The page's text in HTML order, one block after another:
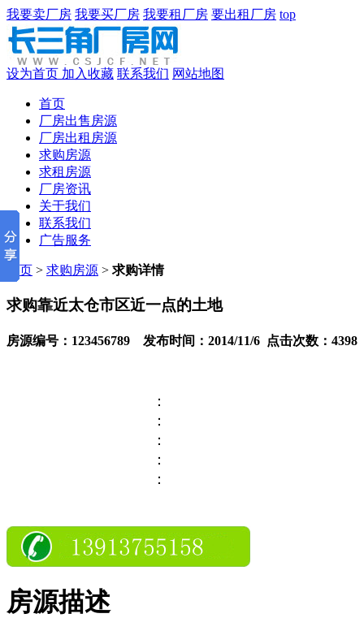
我要卖厂房 我要买厂房 我要租厂房 要出租厂房 top
设为首页 加入收藏 联系我们 网站地图
首页
厂房出售房源
厂房出租房源
求购房源
求租房源
厂房资讯
关于我们
联系我们
广告服务
首页 > 求购房源 > 求购详情
求购靠近太仓市区近一点的土地
房源编号：123456789 发布时间：2014/11/6 点击次数：4398
：
：
：
：
：
房源描述